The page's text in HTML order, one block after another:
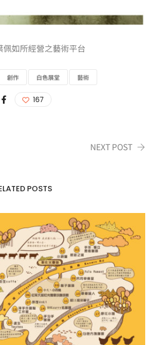
佩如所經營之藝術平台
創作 白色展堂 藝術
167
NEXT POST
POSTS